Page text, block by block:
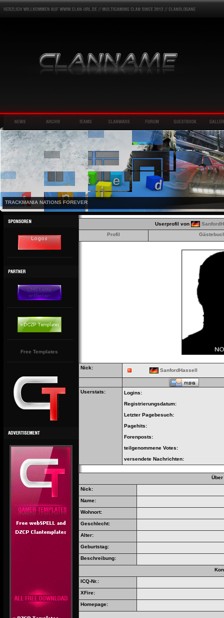
TRACKMANIA NATIONS FOREVER
Free Templates
Userprofil von
Profil
Nick: SanfordHassell
Userstats:
Logins:
Registrierungsdatum:
Letzter Pagebesuch:
Pagehits:
Forenposts:
teilgenommene Votes:
versendete Nachrichten:
Nick:
Name:
Wohnort:
Geschlecht:
Alter:
Geburtstag:
Beschreibung:
ICQ-Nr.:
XFire:
Homepage: